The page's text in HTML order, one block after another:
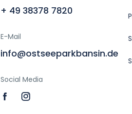
+ 49 38378 7820
E-Mail
info@ostseeparkbansin.de
Social Media